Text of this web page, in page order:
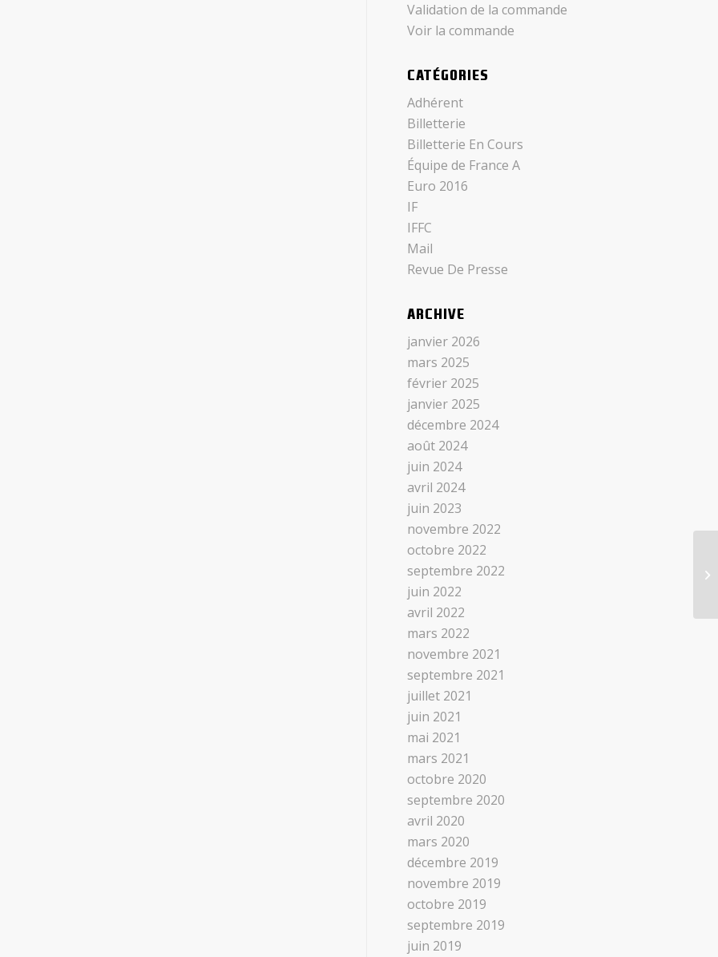
Validation de la commande
Voir la commande
CATÉGORIES
Adhérent
Billetterie
Billetterie En Cours
Équipe de France A
Euro 2016
IF
IFFC
Mail
Revue De Presse
ARCHIVE
janvier 2026
mars 2025
février 2025
janvier 2025
décembre 2024
août 2024
juin 2024
avril 2024
juin 2023
novembre 2022
octobre 2022
septembre 2022
juin 2022
avril 2022
mars 2022
novembre 2021
septembre 2021
juillet 2021
juin 2021
mai 2021
mars 2021
octobre 2020
septembre 2020
avril 2020
mars 2020
décembre 2019
novembre 2019
octobre 2019
septembre 2019
juin 2019